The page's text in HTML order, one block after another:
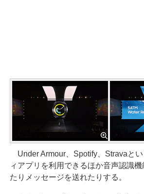
Under Armour、Spotify、Stravaと
ィアプリを利用できるほか音声認識
たりメッセージを送れたりする。